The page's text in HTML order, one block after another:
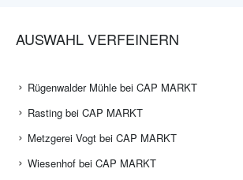
AUSWAHL VERFEINERN
Rügenwalder Mühle bei CAP MARKT
Rasting bei CAP MARKT
Metzgerei Vogt bei CAP MARKT
Wiesenhof bei CAP MARKT